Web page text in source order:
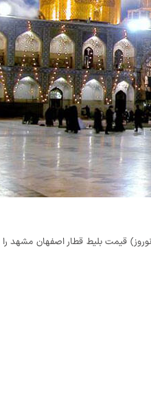
قطار اصفهان مشهد آشنا شوید، ما در تاریخ ۱۷ فروردین ۱۴۰۱ (بعد از تعطیلات